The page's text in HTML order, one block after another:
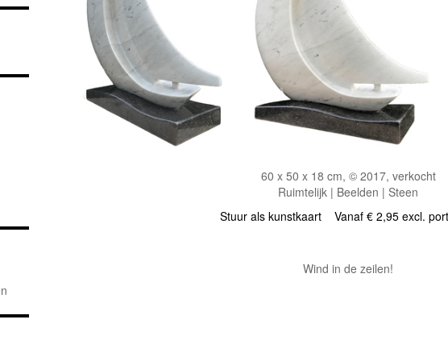
60 x 50 x 18 cm, © 2017, verkocht
Ruimtelijk | Beelden | Steen
Stuur als kunstkaart Vanaf € 2,95 excl.
Wind in de zeilen!